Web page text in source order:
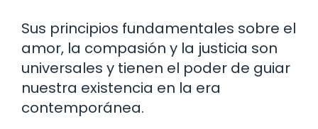
Sus principios fundamentales sobre el
amor, la compasión y la justicia son
universales y tienen el poder de guiar
nuestra existencia en la era
contemporánea.